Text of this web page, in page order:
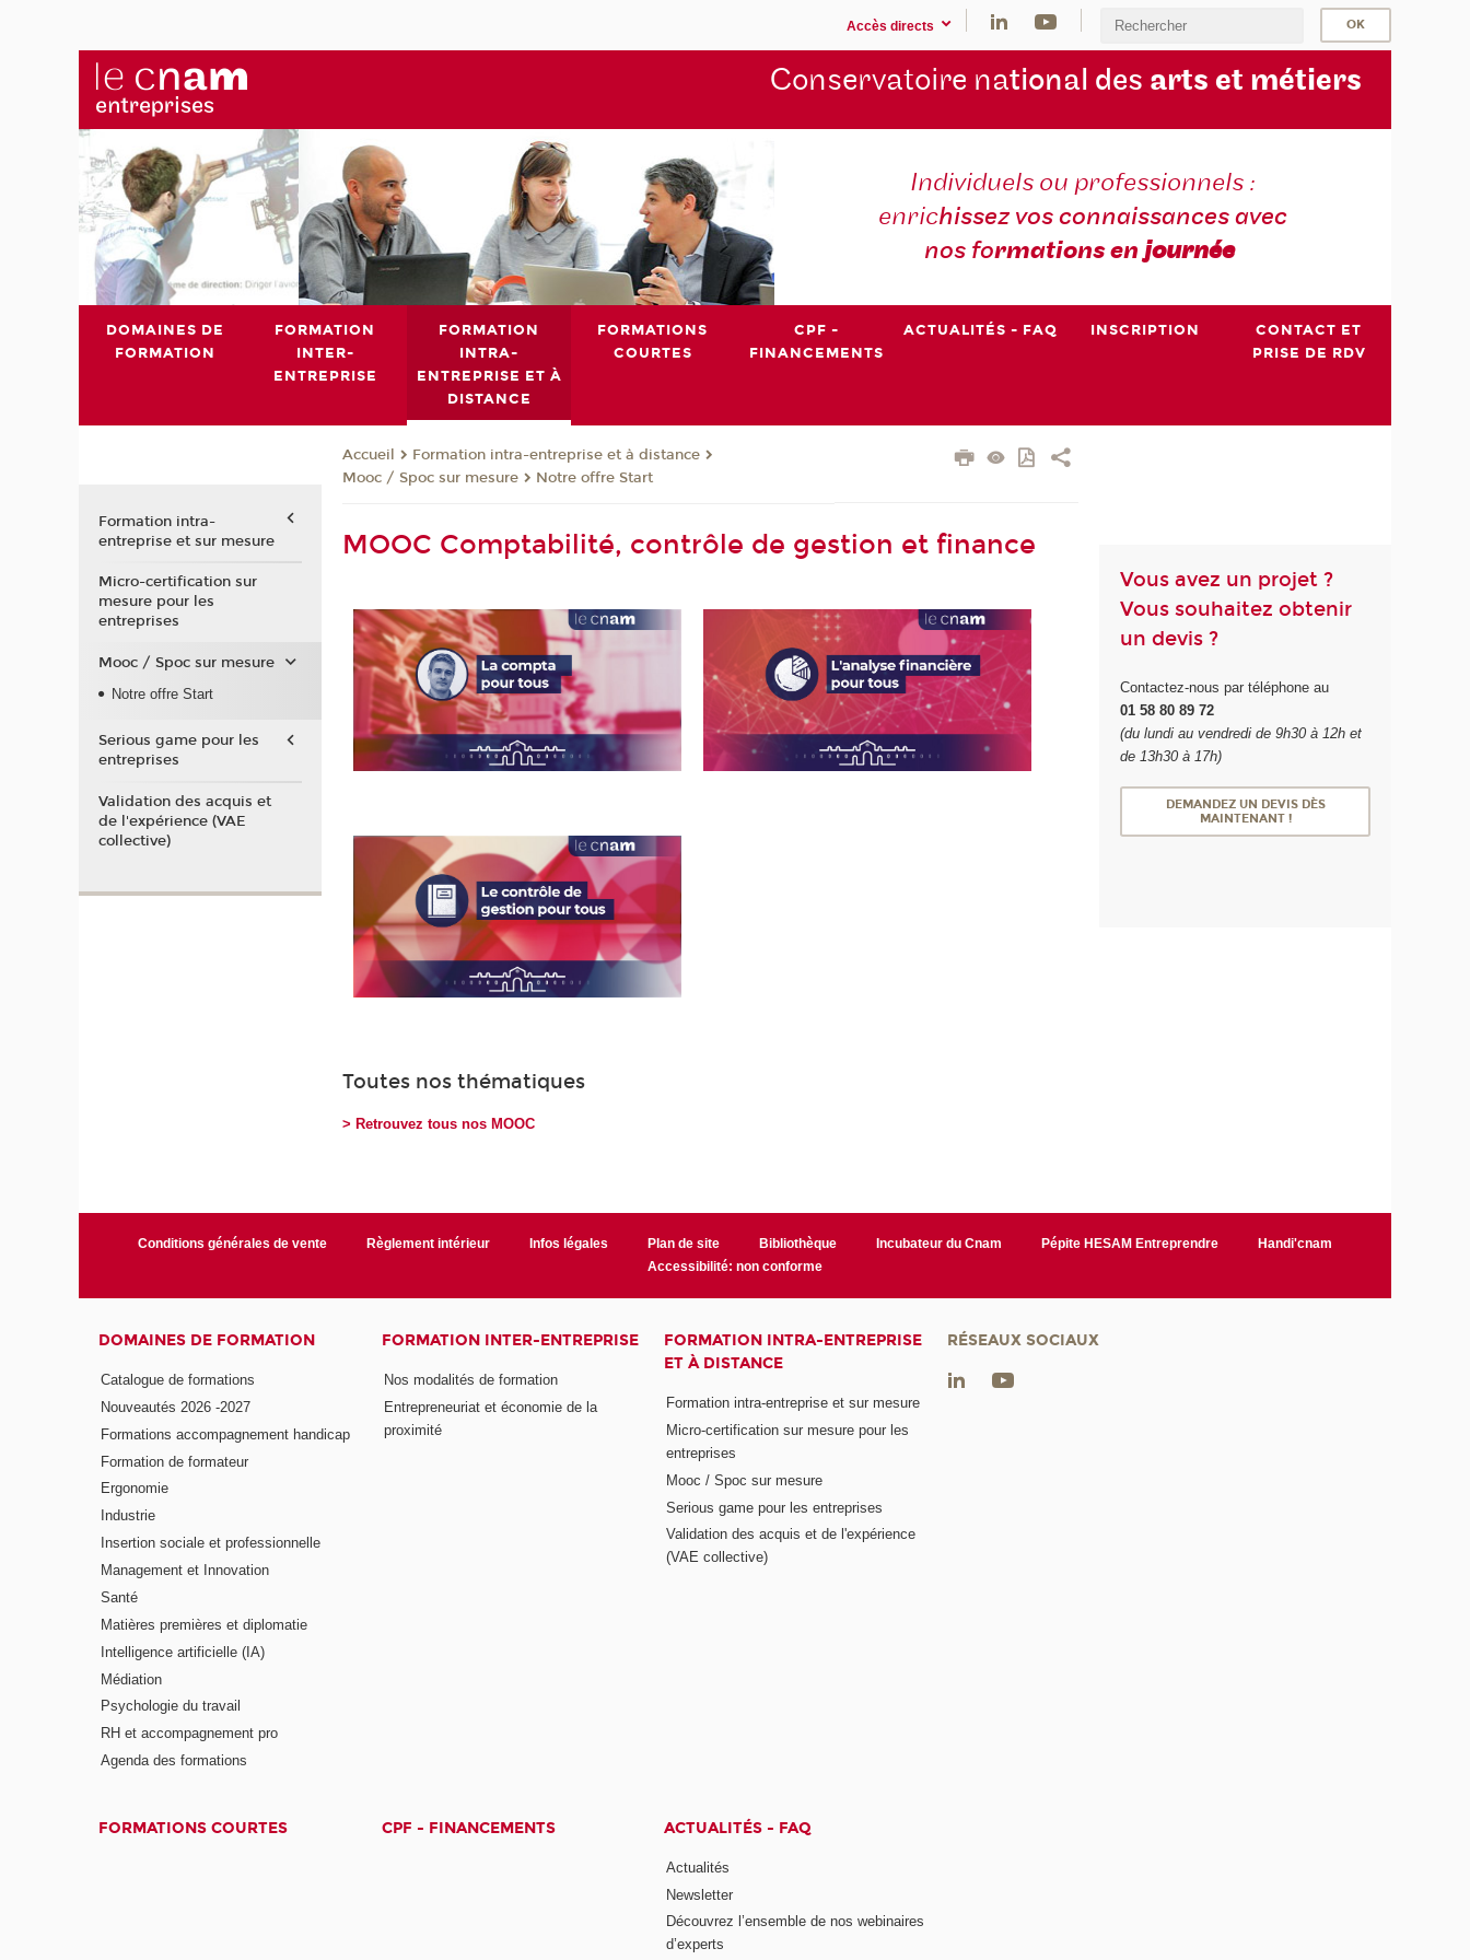
Accès directs
Conservatoire national des arts et métiers
Individuels ou professionnels :
enrichissez vos connaissances avec
nos formations enjournée
DOMAINES DE
FORMATION
FORMATION
INTER-
ENTREPRISE
FORMATION
INTRA-
ENTREPRISE ET À
DISTANCE
FORMATIONS
COURTES
CPF -
FINANCEMENTS
ACTUALITÉS - FAQ INSCRIPTION
CONTACT ET
PRISE DE RDV
Accueil
Formation intra-entreprise et à distance
Mooc / Spoc sur mesure
Notre offre Start
MOOC Comptabilité, contrôle de gestion et finance
Toutes nos thématiques
> Retrouvez tous nos MOOC
Vous avez un projet ?
Vous souhaitez obtenir
un devis ?
Contactez-nous par téléphone au
01 58 80 89 72
(du lundi au vendredi de 9h30 à 12h et
de 13h30 à 17h)
DEMANDEZ UN DEVIS DÈS
MAINTENANT !
Formation intra-
entreprise et sur mesure
Micro-certification sur
mesure pour les
entreprises
Mooc / Spoc sur mesure
Notre offre Start
Serious game pour les
entreprises
Validation des acquis et
de l'expérience (VAE
collective)
Conditions générales de vente Règlement intérieur Infos légales Plan de site Bibliothèque Incubateur du Cnam Pépite HESAM Entreprendre
Handi'cnam
Accessibilité: non conforme
DOMAINES DE FORMATION
Catalogue de formations
Nouveautés 2026 -2027
Formations accompagnement handicap
Formation de formateur
Ergonomie
Industrie
Insertion sociale et professionnelle
Management et Innovation
Santé
Matières premières et diplomatie
Intelligence artificielle (IA)
Médiation
Psychologie du travail
RH et accompagnement pro
Agenda des formations
FORMATION INTER-ENTREPRISE
Nos modalités de formation
Entrepreneuriat et économie de la
proximité
FORMATION INTRA-ENTREPRISE
ET À DISTANCE
Formation intra-entreprise et sur mesure
Micro-certification sur mesure pour les
entreprises
Mooc / Spoc sur mesure
Serious game pour les entreprises
Validation des acquis et de l'expérience
(VAE collective)
FORMATIONS COURTES CPF - FINANCEMENTS ACTUALITÉS - FAQ
Actualités
Newsletter
Découvrez l’ensemble de nos webinaires
d’experts
RÉSEAUX SOCIAUX